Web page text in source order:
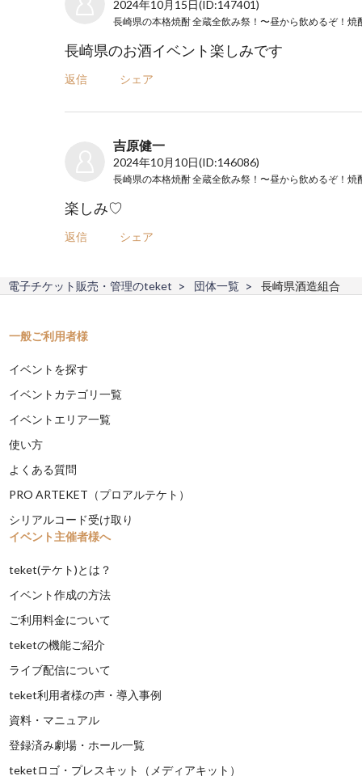
2024年10月15日(ID:147401)
長崎県のお酒イベント楽しみです
返信 シェア
吉原健一
2024年10月10日(ID:146086)
楽しみ♡
返信 シェア
電子チケット販売・管理のteket 団体一覧 長崎県酒造組合
一般ご利用者様
イベントを探す
イベントカテゴリ一覧
イベントエリア一覧
使い方
よくある質問
PRO ARTEKET（プロアルテケト）
シリアルコード受け取り
イベント主催者様へ
teket(テケト)とは？
イベント作成の方法
ご利用料金について
teketの機能ご紹介
ライブ配信について
teket利用者様の声・導入事例
資料・マニュアル
登録済み劇場・ホール一覧
teketロゴ・プレスキット（メディアキット）